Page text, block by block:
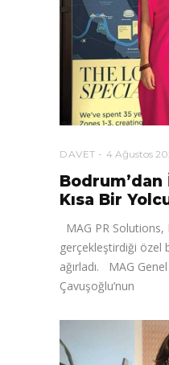
DAVET 4 Ağustos
Kısa Bir
MAG PR Solutions,
gerçekleştirdiği özel
ağırladı. MAG
Çavuşoğlu’nun